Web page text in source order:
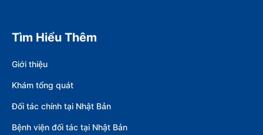
Tìm Hiểu Thêm
Giới thiệu
Khám tổng quát
Đối tác chính tại Nhật Bản
Bệnh viện đối tác tại Nhật Bản